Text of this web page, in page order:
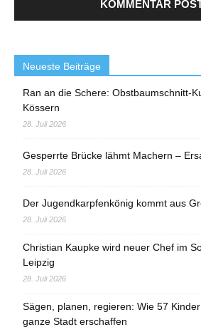
Neueste Beiträge
Ran an die Schere: Obstbaumschnitt-
Kössern
28. Juli 2026
Gesperrte Brücke lähmt Machern –
28. Juli 2026
Der Jugendkarpfenkönig kommt aus
28. Juli 2026
Christian Kaupke wird neuer Chef im
Leipzig
28. Juli 2026
Sägen, planen, regieren: Wie 57
ganze Stadt erschaffen